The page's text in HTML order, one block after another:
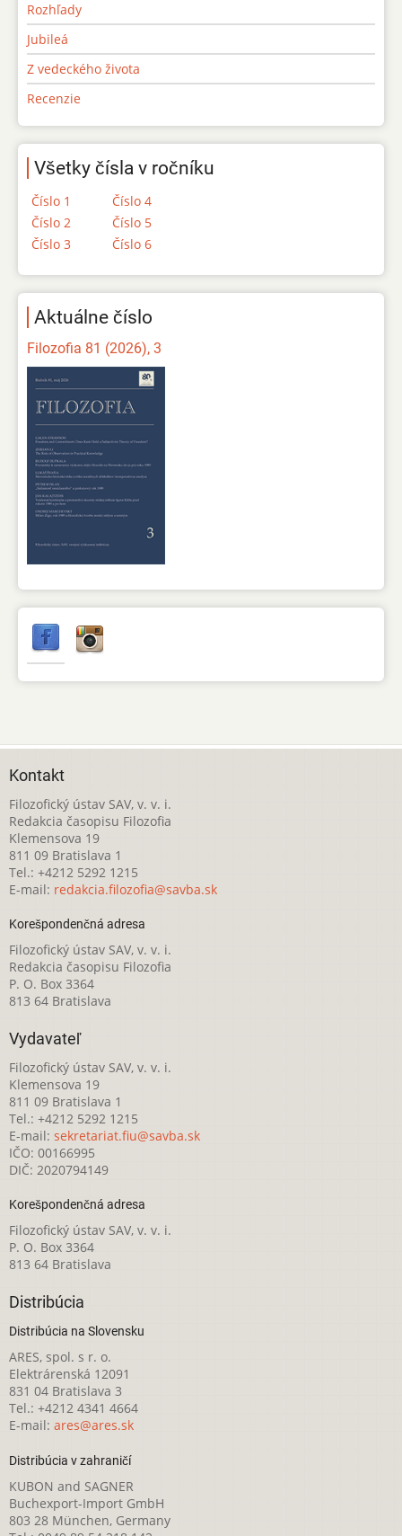
Rozhľady
Jubileá
Z vedeckého života
Recenzie
Všetky čísla v ročníku
Číslo 1
Číslo 2
Číslo 3
Číslo 4
Číslo 5
Číslo 6
Aktuálne číslo
Filozofia 81 (2026), 3
Kontakt
Filozofický ústav SAV, v. v. i.
Redakcia časopisu Filozofia
Klemensova 19
811 09 Bratislava 1
Tel.: +4212 5292 1215
E-mail: redakcia.filozofia@savba.sk
Korešpondenčná adresa
Filozofický ústav SAV, v. v. i.
Redakcia časopisu Filozofia
P. O. Box 3364
813 64 Bratislava
Vydavateľ
Filozofický ústav SAV, v. v. i.
Klemensova 19
811 09 Bratislava 1
Tel.: +4212 5292 1215
E-mail: sekretariat.fiu@savba.sk
IČO: 00166995
DIČ: 2020794149
Korešpondenčná adresa
Filozofický ústav SAV, v. v. i.
P. O. Box 3364
813 64 Bratislava
Distribúcia
Distribúcia na Slovensku
ARES, spol. s r. o.
Elektrárenská 12091
831 04 Bratislava 3
Tel.: +4212 4341 4664
E-mail: ares@ares.sk
Distribúcia v zahraničí
KUBON and SAGNER
Buchexport-Import GmbH
803 28 München, Germany